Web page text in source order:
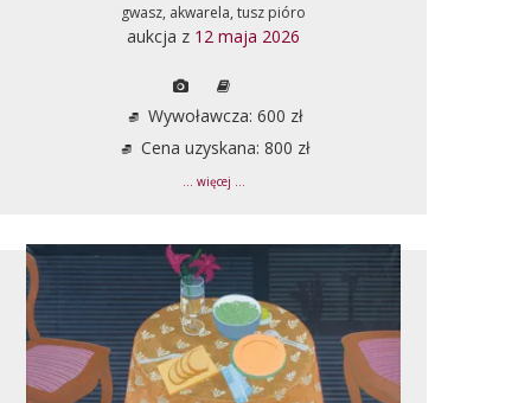
gwasz, akwarela, tusz pióro
aukcja z 12 maja 2026
Wywoławcza: 600 zł
Cena uzyskana: 800 zł
... więcej ...